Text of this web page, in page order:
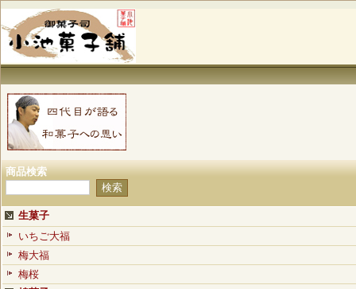
商品検索
生菓子
いちご大福
梅大福
梅桜